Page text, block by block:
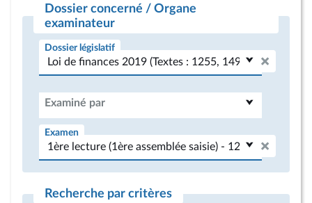
Dossier concerné / Organe
examinateur
Dossier législatif
Examiné par
Examen
Recherche par critères